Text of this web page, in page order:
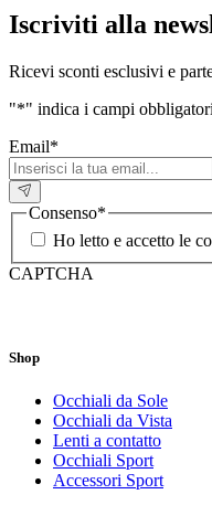
Iscriviti alla
Ricevi sconti esclusivi e
"*" indica i campi obbligatori
Email*
Consenso*
Ho letto e accetto le
CAPTCHA
Shop
Occhiali da Sole
Occhiali da Vista
Lenti a contatto
Occhiali Sport
Accessori Sport